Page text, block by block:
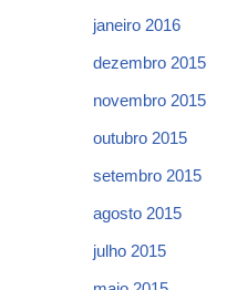
janeiro 2016
dezembro 2015
novembro 2015
outubro 2015
setembro 2015
agosto 2015
julho 2015